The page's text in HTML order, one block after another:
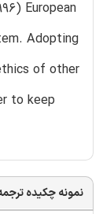
European
Adopting
of other
to keep
نمونه چکیده